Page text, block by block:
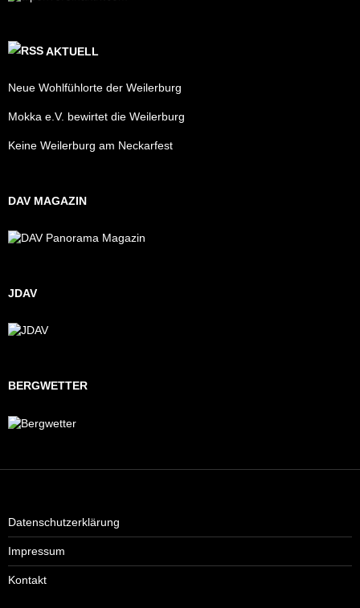
AKTUELL
Neue Wohlfühlorte der Weilerburg
Mokka e.V. bewirtet die Weilerburg
Keine Weilerburg am Neckarfest
DAV MAGAZIN
JDAV
BERGWETTER
Datenschutzerklärung
Impressum
Kontakt